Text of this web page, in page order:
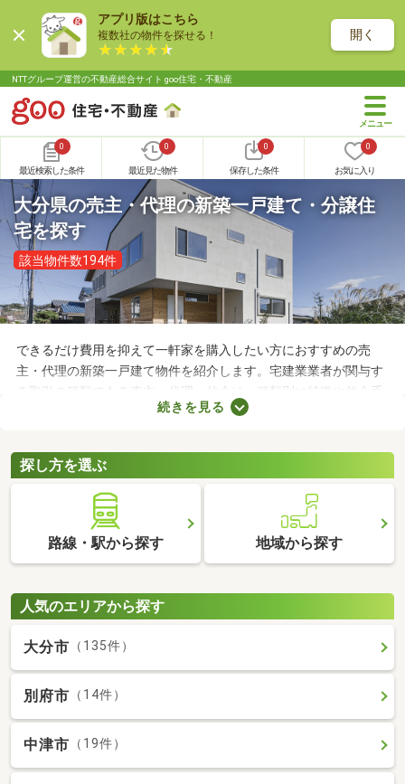
アプリ版はこちら
複数社の物件を探せる！ 開く
NTTグループ運営の不動産総合サイト goo住宅・不動産
0
最近検索した条件
0
最近見た物件
0
保存した条件
0
お気に入り
大分県の売主・代理の新築一戸建て・分譲住
宅を探す
該当物件数194件
できるだけ費用を抑えて一軒家を購入したい方におすすめの売
主・代理の新築一戸建て物件を紹介します。宅建業業者が関与す
る取引の種類である売主・代理・仲介は、種類別に特徴や仲介手
数料の有無が異なります。売主と代理で取引する際は仲介手数料
新築一戸建てを手に入れたい方は、ぜひチェックしてみてくださ
いね。
続きを見る
探し方を選ぶ
路線・駅から探す 地域から探す
人気のエリアから探す
大分市 （135件）
別府市 （14件）
中津市 （19件）